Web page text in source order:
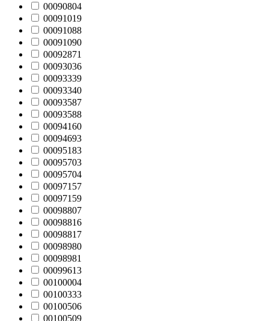
00090804
00091019
00091088
00091090
00092871
00093036
00093339
00093340
00093587
00093588
00094160
00094693
00095183
00095703
00095704
00097157
00097159
00098807
00098816
00098817
00098980
00098981
00099613
00100004
00100333
00100506
00100509